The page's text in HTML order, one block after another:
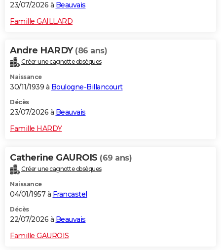
23/07/2026 à Beauvais
Famille GAILLARD
Andre HARDY (86 ans)
Créer une cagnotte obsèques
Naissance
30/11/1939 à Boulogne-Billancourt
Décès
23/07/2026 à Beauvais
Famille HARDY
Catherine GAUROIS (69 ans)
Créer une cagnotte obsèques
Naissance
04/01/1957 à Francastel
Décès
22/07/2026 à Beauvais
Famille GAUROIS